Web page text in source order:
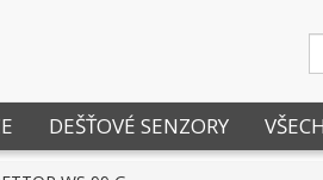
DEŠŤOVÉ SENZORY